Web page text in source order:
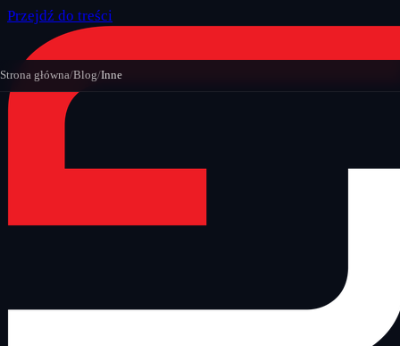
Przejdź do treści
Strona główna/Blog/Inne